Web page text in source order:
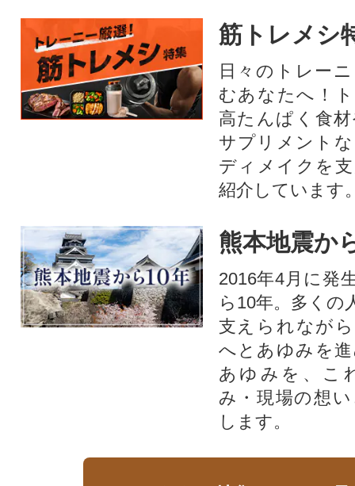
筋トレメシ
日々のトレー
むあなたへ！
高たんぱく食
サプリメント
ディメイクを
紹介しています
熊本地震か
2016年4月に発
ら10年。多くの
支えられなが
へとあゆみを
あゆみを、こ
み・現場の想
します。